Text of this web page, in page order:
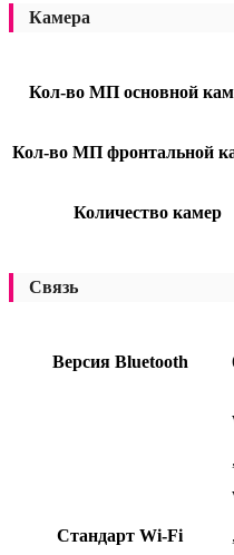
Камера
Кол-во МП основной
Кол-во МП фронтальной
Количество камер
Связь
Версия Bluetooth
Стандарт Wi-Fi
,
,